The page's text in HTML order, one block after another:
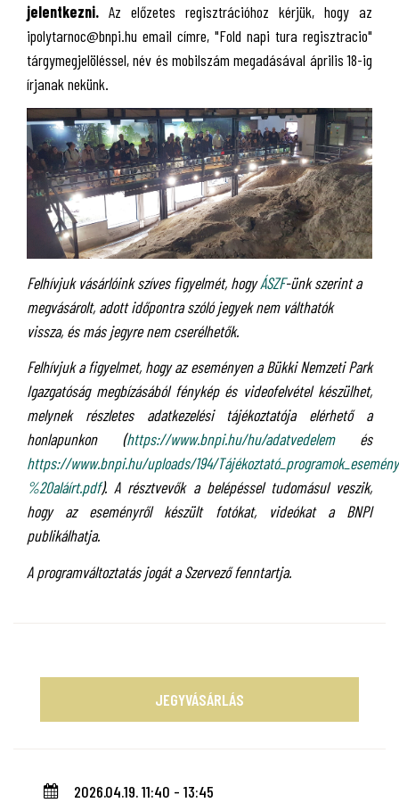
jelentkezni. Az előzetes regisztrációhoz kérjük, hogy az
ipolytarnoc@bnpi.hu email címre, "Fold napi tura regisztracio"
tárgymegjelöléssel, név és mobilszám megadásával április 18-ig
írjanak nekünk.
Felhívjuk vásárlóink szíves figyelmét, hogyÁSZF-ünk szerint a
megvásárolt, adott időpontra szóló jegyek nem válthatók
vissza, és más jegyre nem cserélhetők.
Felhívjuk a figyelmet, hogy az eseményen a Bükki Nemzeti Park
Igazgatóság megbízásából fénykép és videofelvétel készülhet,
melynek részletes adatkezelési tájékoztatója elérhető a
honlapunkon (https://www.bnpi.hu/hu/adatvedelemés
https://www.bnpi.hu/uploads/194/
%20aláírt.pdf). A résztvevők a belépéssel tudomásul veszik,
hogy az eseményről készült fotókat, videókat a BNPI
publikálhatja.
A programváltoztatás jogát a Szervező fenntartja.
JEGYVÁSÁRLÁS
2026.04.19. 11:40 - 13:45